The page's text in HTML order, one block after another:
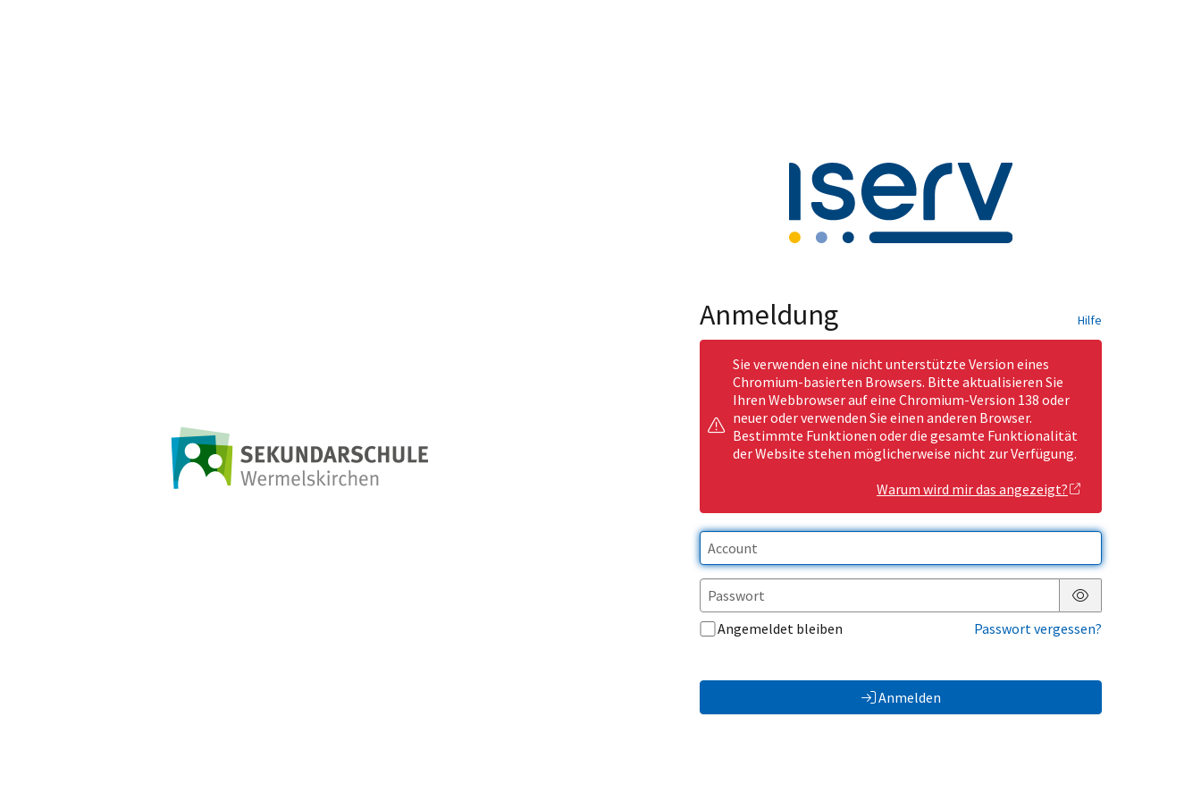
Anmeldung Hilfe
Sie verwenden eine nicht unterstützte Version eines
Chromium-basierten Browsers. Bitte aktualisieren Sie
Ihren Webbrowser auf eine Chromium-Version 138 oder
neuer oder verwenden Sie einen anderen Browser.
Bestimmte Funktionen oder die gesamte Funktionalität
der Website stehen möglicherweise nicht zur Verfügung.
Warum wird mir das angezeigt?
Passwort anzeigen
Angemeldet bleiben
Passwort vergessen?
Anmelden